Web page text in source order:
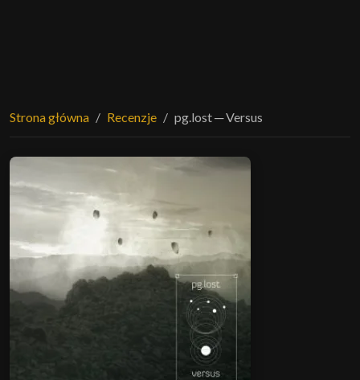
Strona główna Recenzje pg.lost ─ Versus